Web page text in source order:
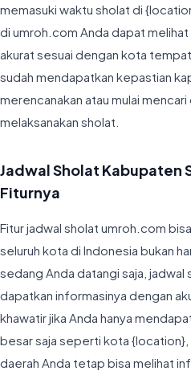
memasuki waktu sholat di
di umroh.com Anda dapat
akurat sesuai dengan kota
sudah mendapatkan kepastian
merencanakan atau mulai mencari
melaksanakan sholat.
Jadwal Sholat Kabupaten
Fiturnya
Fitur jadwal sholat umroh.com
seluruh kota di Indonesia bukan
sedang Anda datangi saja, jadwal
dapatkan informasinya dengan
khawatir jika Anda hanya
besar saja seperti kota
daerah Anda tetap bisa melihat